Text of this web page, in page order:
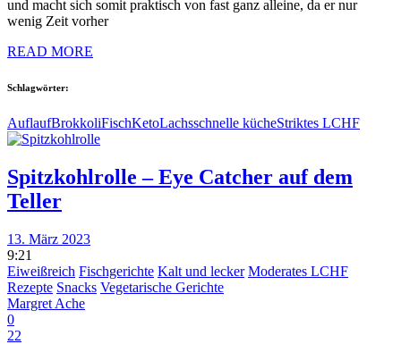
und macht sich somit praktisch von fast ganz alleine, da er nur
wenig Zeit vorher
READ MORE
Schlagwörter:
AuflaufBrokkoliFischKetoLachsschnelle kücheStriktes LCHF
Spitzkohlrolle – Eye Catcher auf dem
Teller
13. März 2023
9:21
Eiweißreich Fischgerichte Kalt und lecker Moderates LCHF
Rezepte Snacks Vegetarische Gerichte
Margret Ache
0
22